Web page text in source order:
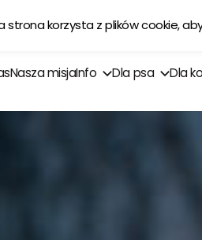
Nasza misjaInfo Dla psa Dla
strona korzysta z plików cookie,